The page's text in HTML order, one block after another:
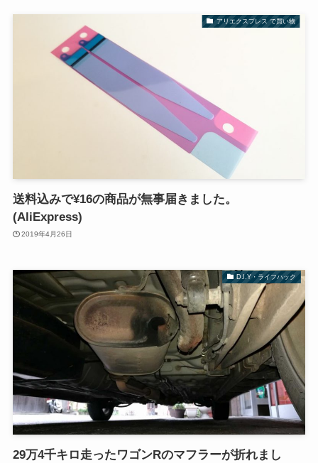
アリエクスプレス で買い物
送料込みで¥16の商品が無事届きました。
(AliExpress)
2019年4月26日
D.I.Y・ライフハック
29万4千キロ走ったワゴンRのマフラーが折れまし